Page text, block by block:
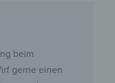
beim
gerne einen